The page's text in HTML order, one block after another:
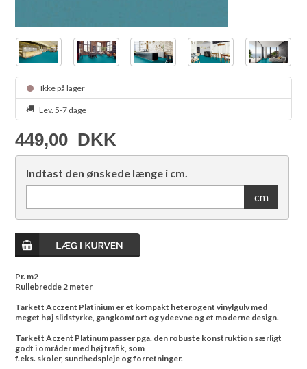
Ikke på lager
Lev. 5-7 dage
449,00 DKK
Indtast den ønskede længe i cm.
cm
Pr. m2
Rullebredde 2 meter
Tarkett Acczent Platinium er et kompakt heterogent vinylgulv med
meget høj slidstyrke, gangkomfort og ydeevne og et moderne design.
Tarkett Aczent Platinum passer pga. den robuste konstruktion særligt
godt i områder med høj trafik, som
f.eks. skoler, sundhedspleje og forretninger.